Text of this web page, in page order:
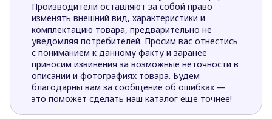
Производители оставляют за собой право
изменять внешний вид, характеристики и
комплектацию товара, предварительно не
уведомляя потребителей. Просим вас отнестись
с пониманием к данному факту и заранее
приносим извинения за возможные неточности в
описании и фотографиях товара. Будем
благодарны вам за сообщение об ошибках —
это поможет сделать наш каталог еще точнее!